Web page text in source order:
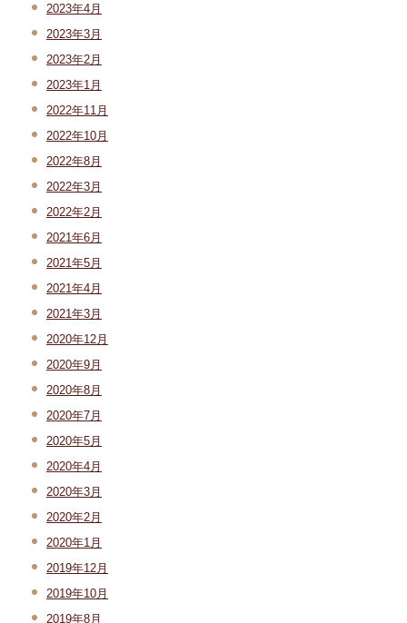
2023年4月
2023年3月
2023年2月
2023年1月
2022年11月
2022年10月
2022年8月
2022年3月
2022年2月
2021年6月
2021年5月
2021年4月
2021年3月
2020年12月
2020年9月
2020年8月
2020年7月
2020年5月
2020年4月
2020年3月
2020年2月
2020年1月
2019年12月
2019年10月
2019年8月